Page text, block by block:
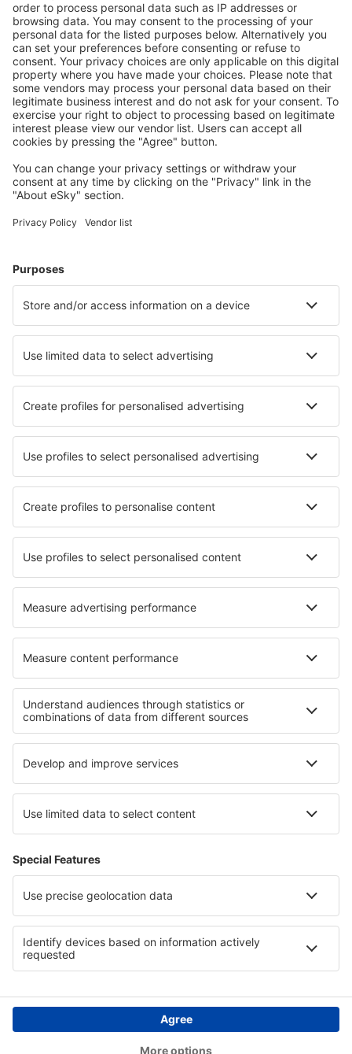
Leon Airport (LEN)
Lleida-Alguaire Airport (ILD)
Madri Barajas (MAD)
Valência Manises (VLC)
Salamanca Matacán (SLM)
Melilla Airport (MLN)
Menorca Mahon (MAH)
Pamplona Airport (PNA)
Santander Paray (SDR)
Vigo Airport (VGO)
Barcelona
Múrcia
Sevilha San Pablo (SVQ)
Badajoz Talavera La Real (BJZ)
Los Rodeos (TFN)
Granadilla de Abona Reina Sofia (TFS)
Valladolid Airport (VLL)
Saragoça Airport (ZAZ)